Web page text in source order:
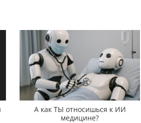
А как ТЫ относишься к ИИ
медицине?